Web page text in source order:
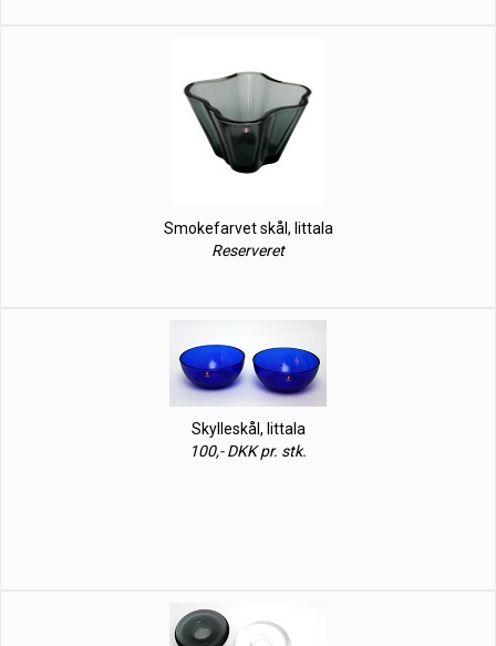
Smokefarvet skål, Iittala
Reserveret
Skylleskål, Iittala
100,- DKK pr. stk.